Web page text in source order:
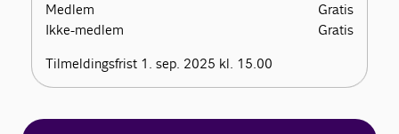
Medlem
Gratis
Ikke-medlem
Gratis
Tilmeldingsfrist 1. sep. 2025 kl. 15.00